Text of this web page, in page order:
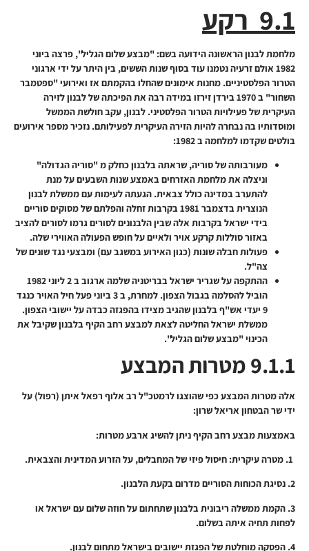
9.1 רקע
מלחמת לבנון הראשונה הידועה בשם: "מבצע שלום הגליל", פרצה ביוני
1982 אולם זרעיה נטמנו עוד בסוף שנות הששים, בין היתר על ידי ארגוני
הטרור הפלסטיניים. מחנות אימונים שהחלו בהקמתם אז ואירועי "ספטמבר
השחור" ב 1970 בירדן זירזו במידה רבה את הפיכתה של לבנון לזירה
העיקרית של פעילויות הטרור הפלסטיני. לבנון, עקב חולשת הממשל
ומוסדותיו בה נבחרה להיות הזירה העיקרית לפעילותם. נזכיר מספר אירועים
בולטים שקדמו למלחמה ב 1982:
מעורבותה של סוריה, שראתה בלבנון כחלק מ "סוריה הגדולה"
וניצלה את מלחמת האזרחים באמצע שנות השבעים על מנת
להתערב במדינה כולל צבאית. הגעתה לעימות עם ממשלת לבנון
הנוצרית בדצמבר 1981 בקרבות זחלה והפלתם של מסוקים סוריים
בידי ישראל בקרבות אלה שבין הלבנונים לסורים גרמו לסורים להציב
באזור סוללות קרקע אויר ולאיים על חופש הפעולה האווירי שלה.
פעולות חבלה שונות (כגון האירוע במשגב עם) ומבצעי נגד שונים של
צה"ל.
ההתקפה על שגריר ישראל בבריטניה שלמה ארגוב ב 2 ליוני 1982
הוביל להסלמה בגבול הצפון. למחרת, ב 3 ביוני פעל חיל האויר כנגד
9 יעדי אש"ף בלבנון שהגיב מצידו בהפגזה כבדה על יישובי הצפון.
ממשלת ישראל החליטה לצאת למבצע רחב הקיף בלבנון שקיבל את
הכינוי "מבצע שלום הגליל".
9.1.1 מטרות המבצע
אלה מטרות המבצע כפי שהוצגו לרמטכ"ל רב אלוף רפאל איתן (רפול) על
ידי שר הבטחון אריאל שרון:
באמצעות מבצע רחב הקיף ניתן להשיג ארבע מטרות:
2. נסיגת הכוחות הסוריים מדרום בקעת הלבנון.
3. הקמת ממשלה ריבונית בלבנון שתחתום על חוזה שלום עם
ישראל או
לפחות תחיה איתה בשלום.
4. הפסקה מוחלטת של הפגזת יישובים בישראל מתחום לבנון.